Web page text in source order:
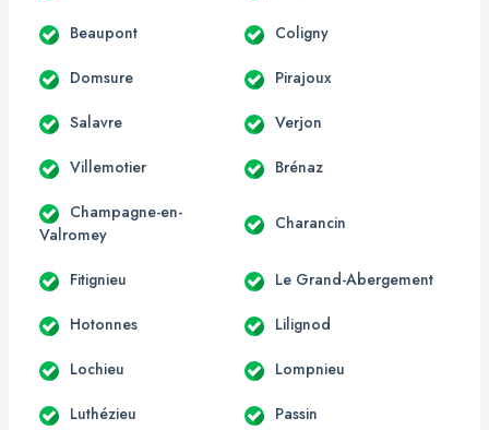
Beaupont Coligny
Domsure Pirajoux
Salavre Verjon
Villemotier Brénaz
Champagne-en-
Valromey
Charancin
Fitignieu Le Grand-Abergement
Hotonnes Lilignod
Lochieu Lompnieu
Luthézieu Passin